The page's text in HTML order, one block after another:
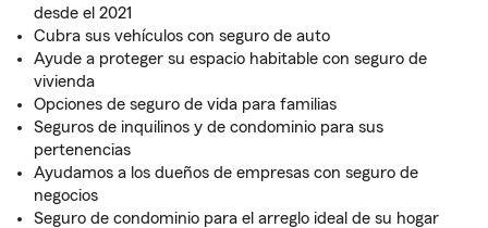
desde el 2021
Cubra sus vehículos con seguro de auto
Ayude a proteger su espacio habitable con seguro de
vivienda
Opciones de seguro de vida para familias
Seguros de inquilinos y de condominio para sus
pertenencias
Ayudamos a los dueños de empresas con seguro de
negocios
Seguro de condominio para el arreglo ideal de su hogar